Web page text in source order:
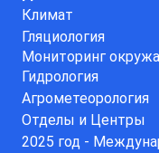
Климат
Гляциология
Мониторинг
Гидрология
Агрометеорология
Отделы и Центры
2025 год -